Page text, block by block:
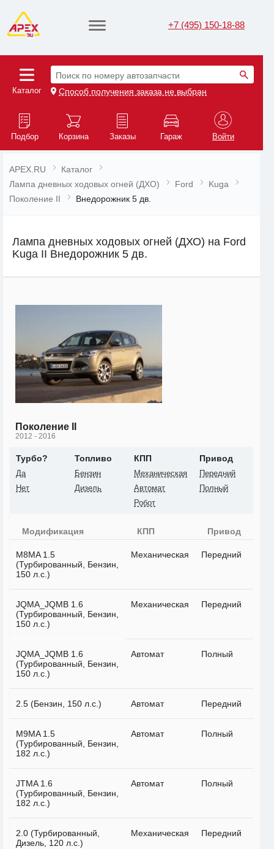
+7 (495) 150-18-88
Каталог
Поиск по номеру автозапчасти
Способ получения заказа не выбран
Подбор Корзина Заказы Гараж Войти
APEX.RU
Каталог
Лампа дневных ходовых огней (ДХО)
Ford
Kuga
Поколение II
Внедорожник 5 дв.
Лампа дневных ходовых огней (ДХО) на Ford
Kuga II Внедорожник 5 дв.
Поколение II
2012 - 2016
Турбо?
Да
Нет
Топливо
Бензин
Дизель
КПП
Механическая
Автомат
Робот
Привод
Передний
Полный
Модификация КПП Привод
M8MA 1.5
(Турбированный, Бензин,
150 л.с.)
Механическая Передний
JQMA_JQMB 1.6
(Турбированный, Бензин,
150 л.с.)
Механическая Передний
JQMA_JQMB 1.6
(Турбированный, Бензин,
150 л.с.)
Автомат Полный
2.5 (Бензин, 150 л.с.) Автомат Передний
M9MA 1.5
(Турбированный, Бензин,
182 л.с.)
Автомат Полный
JTMA 1.6
(Турбированный, Бензин,
182 л.с.)
Автомат Полный
2.0 (Турбированный,
Дизель, 120 л.с.)
Механическая Передний